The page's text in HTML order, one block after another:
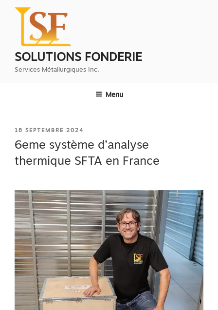
Aller
SOLUTIONS FONDERIE
Services Métallurgiques Inc.
Menu
PUBLIÉ
18 SEPTEMBRE 2024
6eme système d’analyse
thermique SFTA en France